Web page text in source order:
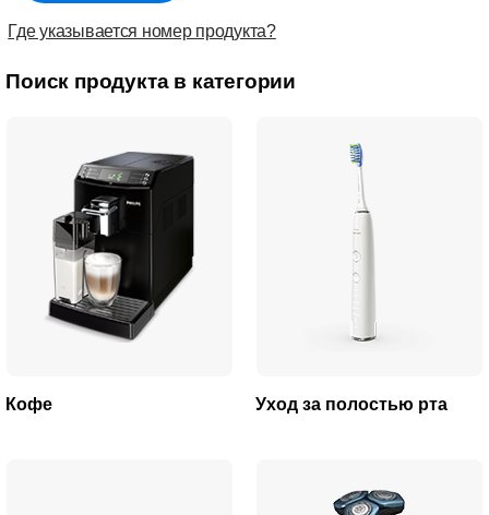
Где указывается номер продукта?
Поиск продукта в категории
Кофе Уход за полостью рта